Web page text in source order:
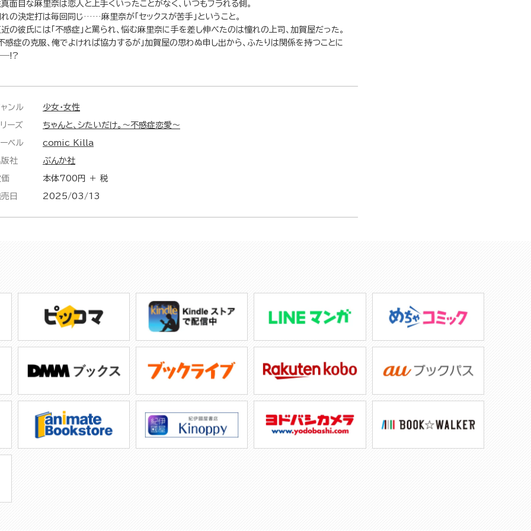
面目な麻里奈は恋人と上手くいったことがなく、いつもフラれる側。
の決定打は毎回同じ……麻里奈が「セックスが苦手」ということ。
の彼氏には「不感症」と罵られ、悩む麻里奈に手を差し伸べたのは憧れの上司、加賀屋だった。
感症の克服、俺でよければ協力するが」加賀屋の思わぬ申し出から、ふたりは関係を持つことに
ンル 少女・女性
ーズ ちゃんと、シたいだけ。～不感症恋愛～
ベル comic Killa
社 ぶんか社
本体700円 ＋ 税
日 2025/03/13